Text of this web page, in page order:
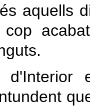
aquells
d'Interior